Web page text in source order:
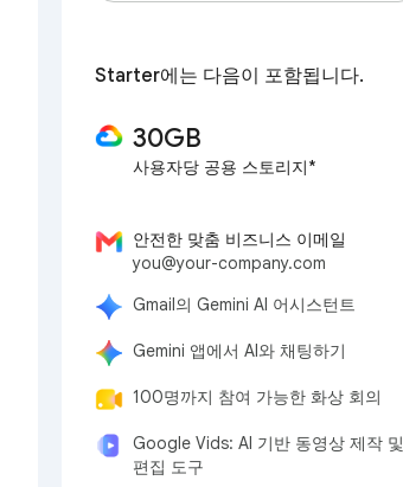
Starter에는 다음이 포함됩니다.
30GB
사용자당 공용 스토리지*
안전한 맞춤 비즈니스 이메일
you@your-company.com
Gmail의 Gemini AI 어시스턴트
Gemini 앱에서 AI와 채팅하기
100명까지 참여 가능한 화상 회의
Google Vids: AI 기반 동영상 제작 및
편집 도구